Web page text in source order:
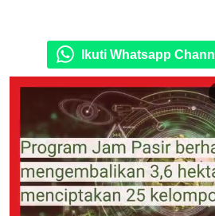
Ikuti Whatsapp